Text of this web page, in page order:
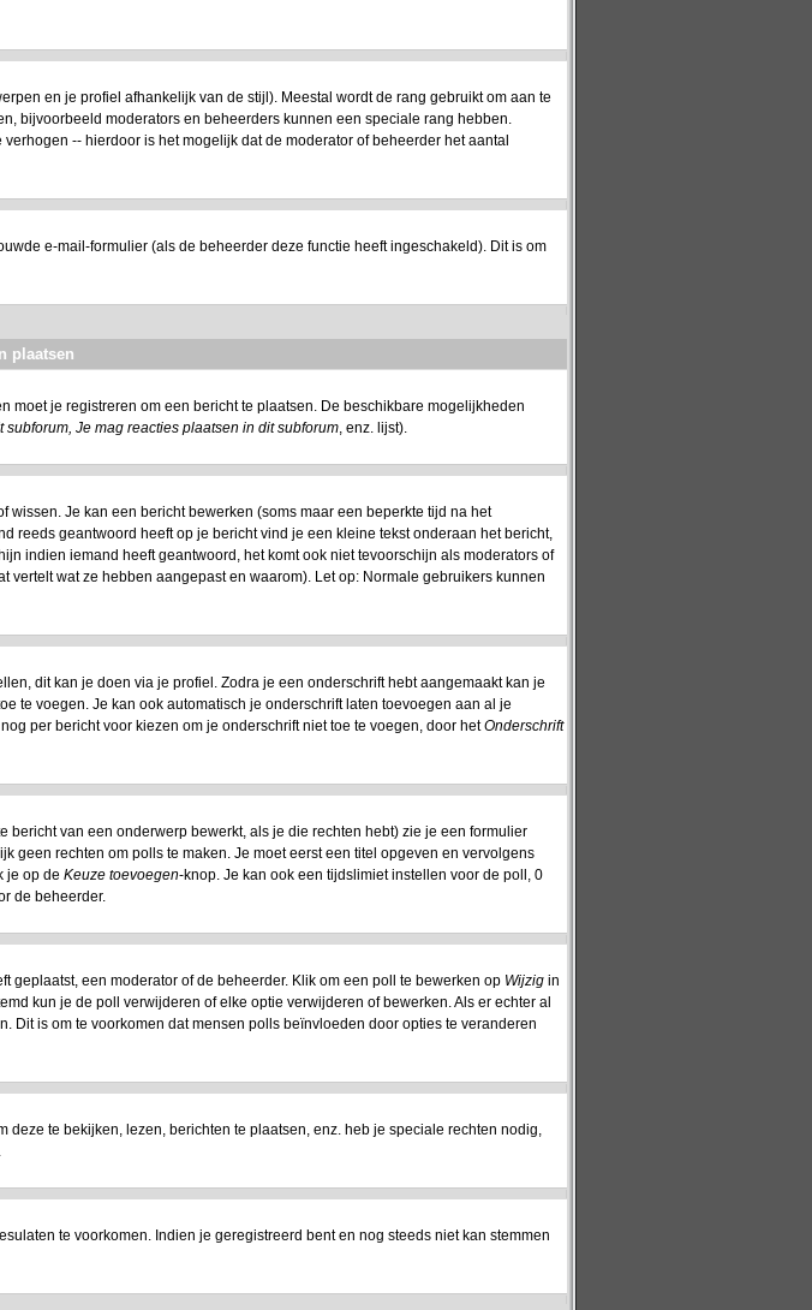
en je profiel afhankelijk van de stijl). Meestal wordt de rang gebruikt om aan te
bijvoorbeeld moderators en beheerders kunnen een speciale rang hebben.
-- hierdoor is het mogelijk dat de moderator of beheerder het aantal
e-mail-formulier (als de beheerder deze functie heeft ingeschakeld). Dit is om
plaatsen
moet je registreren om een bericht te plaatsen. De beschikbare mogelijkheden
Je mag reacties plaatsen in dit subforum, enz. lijst).
Je kan een bericht bewerken (soms maar een beperkte tijd na het
reeds geantwoord heeft op je bericht vind je een kleine tekst onderaan het bericht,
indien iemand heeft geantwoord, het komt ook niet tevoorschijn als moderators of
wat ze hebben aangepast en waarom). Let op: Normale gebruikers kunnen
dit kan je doen via je profiel. Zodra je een onderschrift hebt aangemaakt kan je
te voegen. Je kan ook automatisch je onderschrift laten toevoegen aan al je
per bericht voor kiezen om je onderschrift niet toe te voegen, door hetOnderschrift
van een onderwerp bewerkt, als je die rechten hebt) zie je een formulier
geen rechten om polls te maken. Je moet eerst een titel opgeven en vervolgens
je op de Keuze toevoegen-knop. Je kan ook een tijdslimiet instellen voor de poll, 0
de beheerder.
geplaatst, een moderator of de beheerder. Klik om een poll te bewerken op Wijzig in
kun je de poll verwijderen of elke optie verwijderen of bewerken. Als er echter al
is om te voorkomen dat mensen polls beïnvloeden door opties te veranderen
te bekijken, lezen, berichten te plaatsen, enz. heb je speciale rechten nodig,
te voorkomen. Indien je geregistreerd bent en nog steeds niet kan stemmen